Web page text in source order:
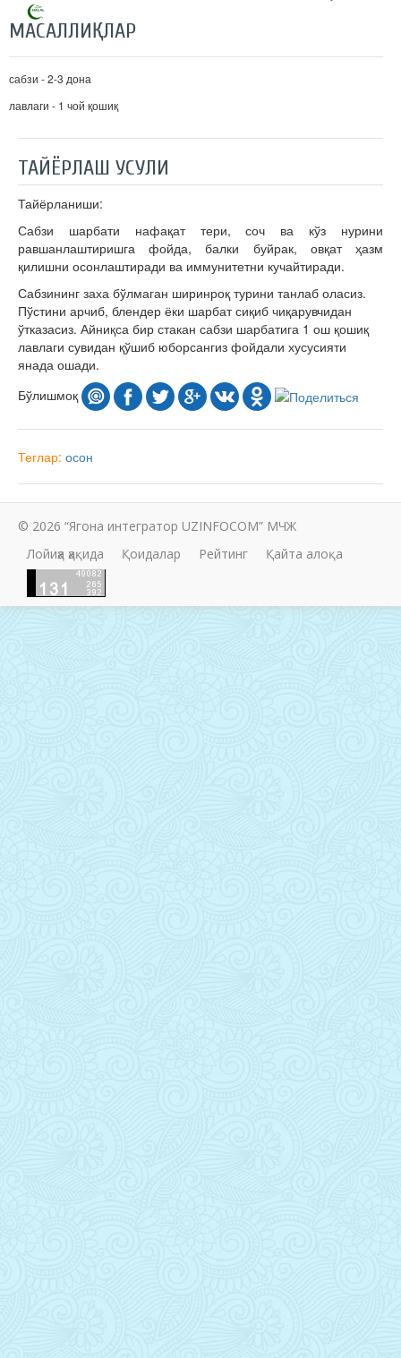
МАСАЛЛИҚЛАР
сабзи - 2-3 дона
лавлаги - 1 чой қошиқ
ТАЙЁРЛАШ УСУЛИ
Тайёрланиши:
Сабзи шарбати нафақат тери, соч ва кўз нурини
равшанлаштиришга фойда, балки буйрак, овқат ҳазм
қилишни осонлаштиради ва иммунитетни кучайтиради.
Сабзининг заха бўлмаган ширинроқ турини танлаб оласиз.
Пўстини арчиб, блендер ёки шарбат сиқиб чиқарувчидан
ўтказасиз. Айниқса бир стакан сабзи шарбатига 1 ош қошиқ
лавлаги сувидан қўшиб юборсангиз фойдали хусусияти
янада ошади.
Бўлишмоқ
Теглар: осон
© 2026 “Ягона интегратор UZINFOCOM” МЧЖ
Лойиҳа ҳақида
Қоидалар Рейтинг Қайта алоқа